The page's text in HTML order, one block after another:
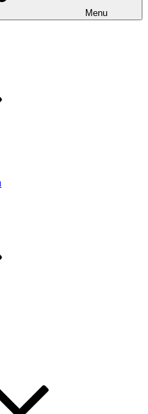
Menu